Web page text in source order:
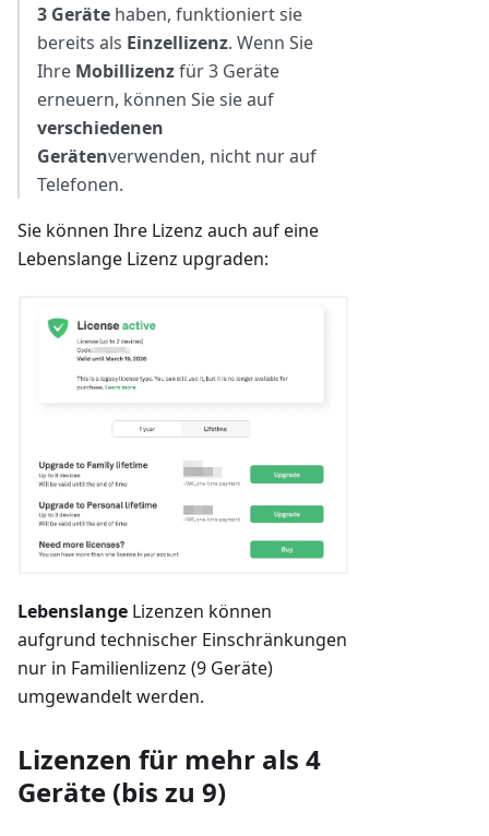
3 Geräte haben, funktioniert sie
bereits als Einzellizenz. Wenn Sie
Ihre Mobillizenzfür 3 Geräte
erneuern, können Sie sie auf
verschiedenen
Gerätenverwenden, nicht nur auf
Telefonen.
Sie können Ihre Lizenz auch auf eine
Lebenslange Lizenz upgraden:
Lebenslange Lizenzen können
aufgrund technischer Einschränkungen
nur in Familienlizenz (9 Geräte)
umgewandelt werden.
Lizenzen für mehr als 4
Geräte (bis zu 9)